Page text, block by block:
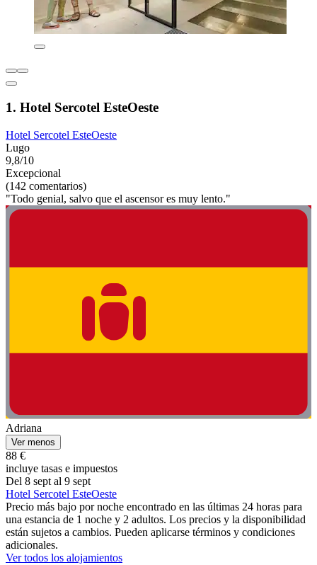
1. Hotel Sercotel EsteOeste
Hotel Sercotel EsteOeste
Lugo
9,8/10
Excepcional
(142 comentarios)
"Todo genial, salvo que el ascensor es muy lento."
Adriana
Ver menos
88 €
incluye tasas e impuestos
Del 8 sept al 9 sept
Hotel Sercotel EsteOeste
Precio más bajo por noche encontrado en las últimas 24 horas para
una estancia de 1 noche y 2 adultos. Los precios y la disponibilidad
están sujetos a cambios. Pueden aplicarse términos y condiciones
adicionales.
Ver todos los alojamientos